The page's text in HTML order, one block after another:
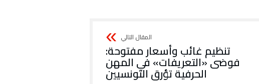
تنظيم غائب وأسعار مفتوحة:
فوضى «التعريفات» في المهن
الحرفية تؤرق التونسيين